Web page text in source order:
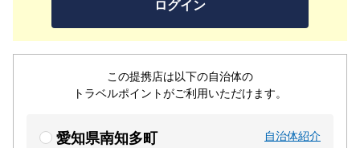
ログイン
この提携店は以下の自治体の
トラベルポイントがご利用いただけます。
愛知県南知多町 自治体紹介